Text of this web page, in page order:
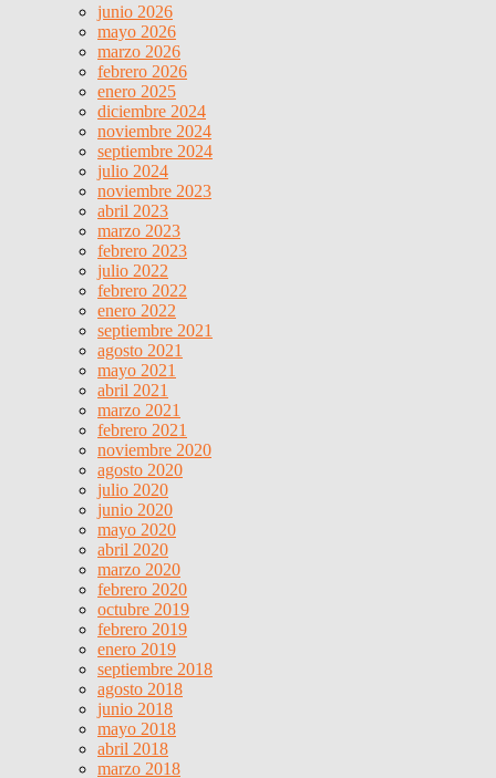
junio 2026
mayo 2026
marzo 2026
febrero 2026
enero 2025
diciembre 2024
noviembre 2024
septiembre 2024
julio 2024
noviembre 2023
abril 2023
marzo 2023
febrero 2023
julio 2022
febrero 2022
enero 2022
septiembre 2021
agosto 2021
mayo 2021
abril 2021
marzo 2021
febrero 2021
noviembre 2020
agosto 2020
julio 2020
junio 2020
mayo 2020
abril 2020
marzo 2020
febrero 2020
octubre 2019
febrero 2019
enero 2019
septiembre 2018
agosto 2018
junio 2018
mayo 2018
abril 2018
marzo 2018